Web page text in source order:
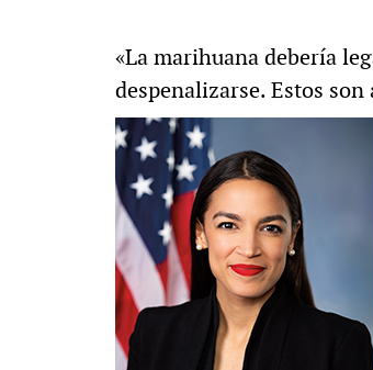
«La marihuana debería
despenalizarse. Estos